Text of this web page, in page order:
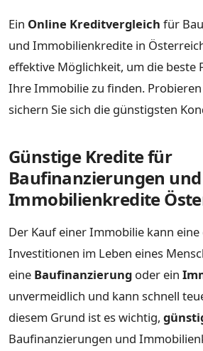
Ein Online Kreditvergleich für
und Immobilienkredite in
effektive Möglichkeit, um die beste
Ihre Immobilie zu finden. Probieren
sichern Sie sich die günstigsten
Günstige Kredite für
Baufinanzierungen und
Immobilienkredite
Der Kauf einer Immobilie kann
Investitionen im Leben eines
eine Baufinanzierung oder ein
unvermeidlich und kann schnell
diesem Grund ist es wichtig,
Baufinanzierungen und